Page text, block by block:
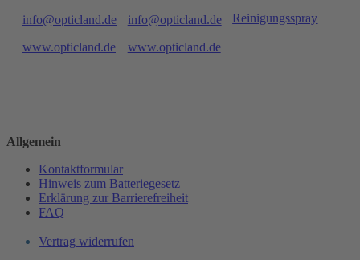
info@opticland.de
www.opticland.de
info@opticland.de
www.opticland.de
Reinigungsspray
Allgemein
Kontaktformular
Hinweis zum Batteriegesetz
Erklärung zur Barrierefreiheit
FAQ
Vertrag widerrufen